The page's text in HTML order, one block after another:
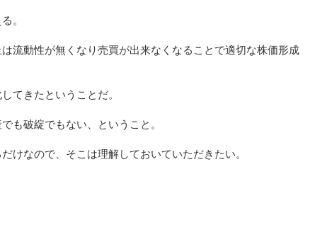
。
流動性が無くなり売買が出来なくなることで適切な株価形成
てきたということだ。
も破綻でもない、ということ。
けなので、そこは理解しておいていただきたい。